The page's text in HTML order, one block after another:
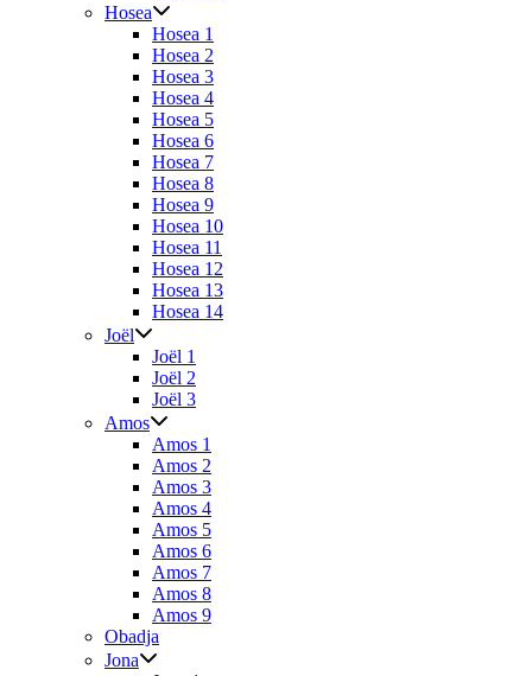
Hosea
Hosea 1
Hosea 2
Hosea 3
Hosea 4
Hosea 5
Hosea 6
Hosea 7
Hosea 8
Hosea 9
Hosea 10
Hosea 11
Hosea 12
Hosea 13
Hosea 14
Joël
Joël 1
Joël 2
Joël 3
Amos
Amos 1
Amos 2
Amos 3
Amos 4
Amos 5
Amos 6
Amos 7
Amos 8
Amos 9
Obadja
Jona